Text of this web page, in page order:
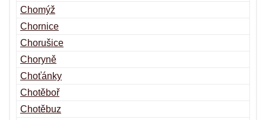
Chomýž
Chornice
Chorušice
Choryně
Choťánky
Chotěboř
Chotěbuz